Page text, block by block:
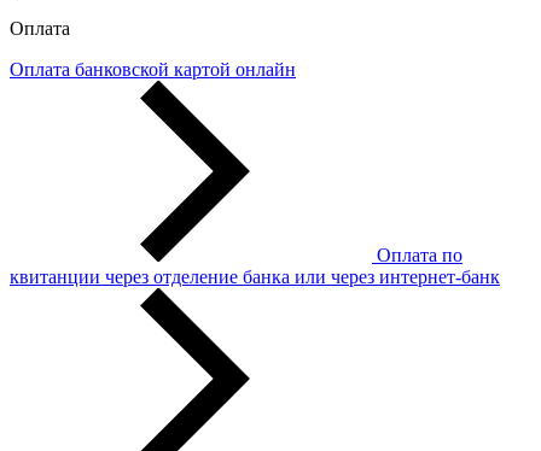
Оплата
Оплата банковской картой онлайн
Оплата по
квитанции через отделение банка или через интернет-банк